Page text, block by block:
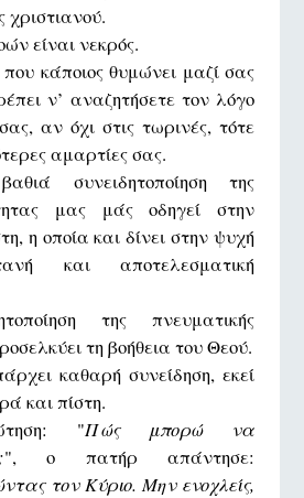
χριστιανού.
είναι νεκρός.
κάποιος θυμώνει μαζί σας
ν’ αναζητήσετε τον λόγο
αν όχι στις τωρινές, τότε
αμαρτίες σας.
συνειδητοποίηση της
μας μάς οδηγεί στην
η οποία και δίνει στην ψυχή
και αποτελεσματική
της πνευματικής
τη βοήθεια του Θεού.
καθαρή συνείδηση, εκεί
και πίστη.
"Πώς μπορώ να
", ο πατήρ απάντησε:
τον Κύριο. Μην ενοχλείς,